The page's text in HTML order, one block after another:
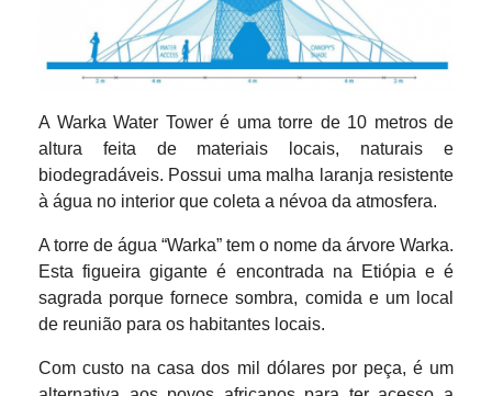
A Warka Water Tower é uma torre de 10 metros de
altura feita de materiais locais, naturais e
biodegradáveis. Possui uma malha laranja resistente
à água no interior que coleta a névoa da atmosfera.
A torre de água “Warka” tem o nome da árvore Warka.
Esta figueira gigante é encontrada na Etiópia e é
sagrada porque fornece sombra, comida e um local
de reunião para os habitantes locais.
Com custo na casa dos mil dólares por peça, é um